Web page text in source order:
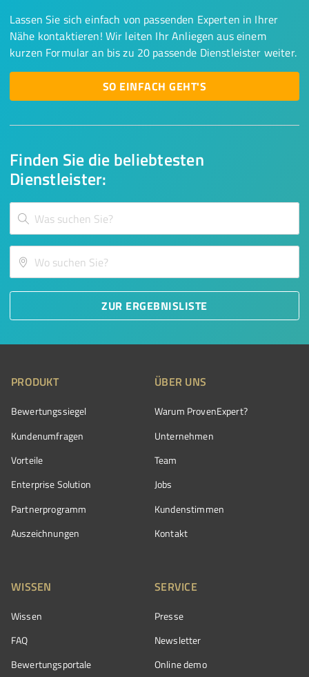
Finden Sie die beliebtesten
Dienstleister:
ZUR ERGEBNISLISTE
Lassen Sie sich einfach von passenden Experten in Ihrer
Nähe kontaktieren! Wir leiten Ihr Anliegen aus einem
kurzen Formular an bis zu 20 passende Dienstleister weiter.
SO EINFACH GEHT'S
PRODUKT
Bewertungssiegel
Kundenumfragen
Vorteile
Enterprise Solution
Partnerprogramm
Auszeichnungen
ÜBER UNS
Warum ProvenExpert?
Unternehmen
Team
Jobs
Kundenstimmen
Kontakt
WISSEN
Wissen
FAQ
Bewertungsportale
SERVICE
Presse
Newsletter
Online demo